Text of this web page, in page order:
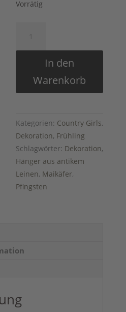
Vorrätig
aus
Leinen
mit
In den
Warenkorb
Kategorien: Country Girls,
Dekoration, Frühling
Schlagwörter: Dekoration,
Hänger aus antikem
Leinen, Maikäfer,
Pfingsten